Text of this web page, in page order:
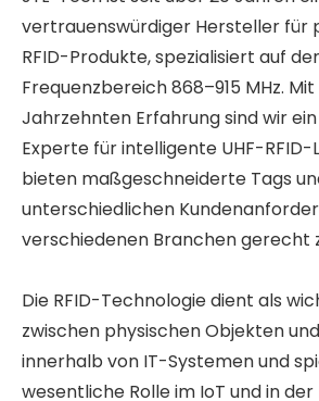
vertrauenswürdiger Hersteller für
RFID-Produkte, spezialisiert auf
Frequenzbereich 868–915 MHz.
Jahrzehnten Erfahrung sind wir
Experte für intelligente UHF-RFID-
bieten maßgeschneiderte Tags
unterschiedlichen
verschiedenen Branchen gerecht
Die RFID-Technologie dient als
zwischen physischen Objekten
innerhalb von IT-Systemen und
wesentliche Rolle im IoT und in der